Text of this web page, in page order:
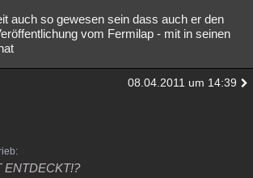
Alle Geschlossen
auch so gewesen sein dass auch er den
vom Fermilap - mit in seinen
08.04.2011 um 14:39
ENTDECKT!?